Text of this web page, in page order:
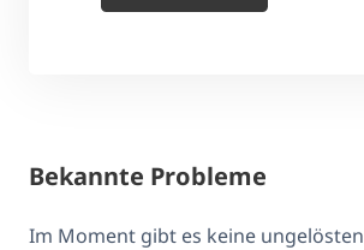
Bekannte Probleme
Im Moment gibt es keine ungelösten